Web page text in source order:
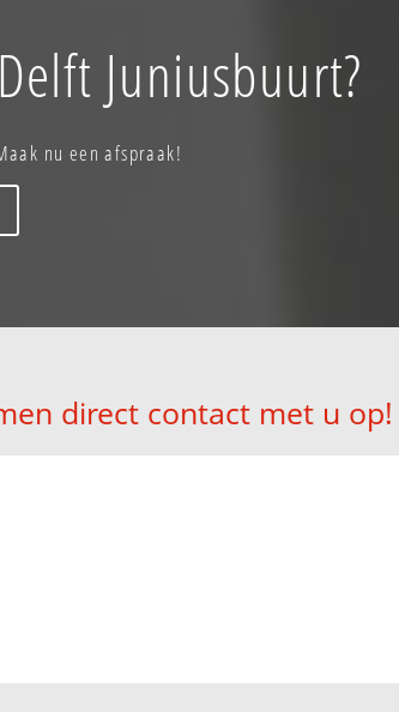
Juniusbuurt?
nu een afspraak!
direct contact met u op!